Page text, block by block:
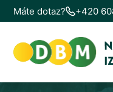
Máte dotaz? +420